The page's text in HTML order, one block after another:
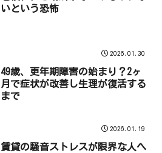
いという恐怖
2026.01.30
49歳、更年期障害の始まり？2ヶ
月で症状が改善し生理が復活する
まで
2026.01.19
賃貸の騒音ストレスが限界な人へ